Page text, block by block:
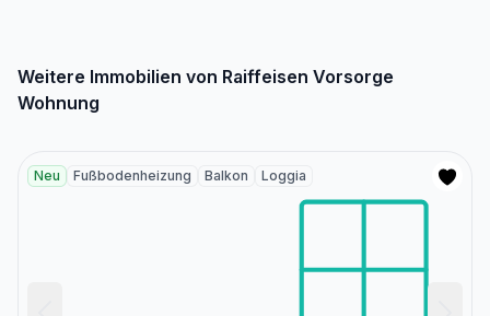
Weitere Immobilien von Raiffeisen Vorsorge
Wohnung
Neu Fußbodenheizung Balkon Loggia